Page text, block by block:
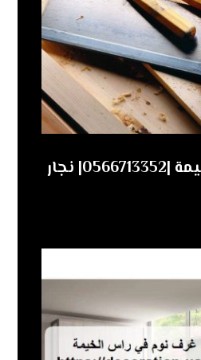
نجار في راس الخيمة |0566713352| نجار